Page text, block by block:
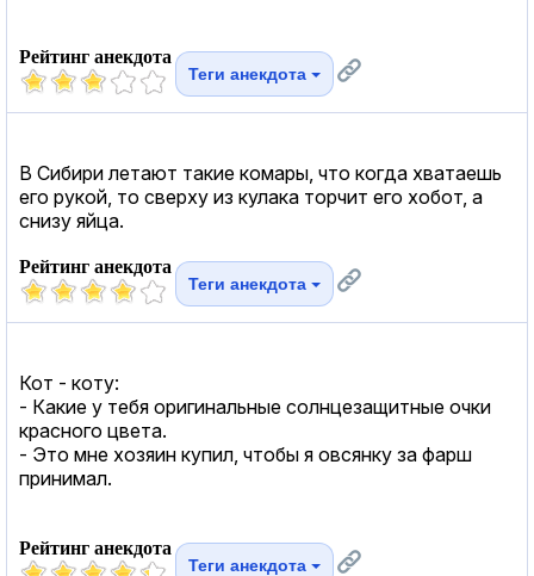
Рейтинг анекдота
Теги анекдота
В Сибири летают такие комары, что когда хватаешь
его рукой, то сверху из кулака торчит его хобот, а
снизу яйца.
Рейтинг анекдота
Теги анекдота
Кот - коту:
- Какие у тебя оригинальные солнцезащитные очки
красного цвета.
- Это мне хозяин купил, чтобы я овсянку за фарш
принимал.
Рейтинг анекдота
Теги анекдота